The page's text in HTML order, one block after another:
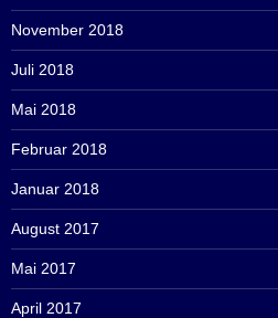
November 2018
Juli 2018
Mai 2018
Februar 2018
Januar 2018
August 2017
Mai 2017
April 2017